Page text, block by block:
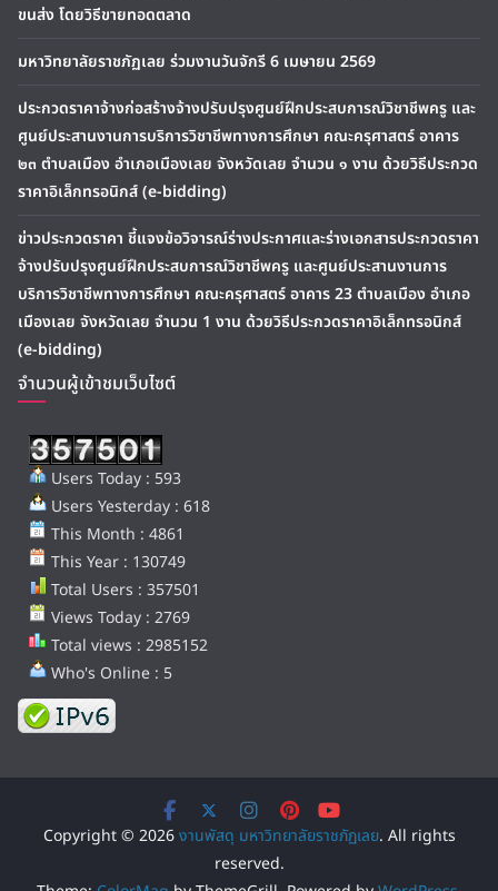
ขนส่ง โดยวิธีขายทอดตลาด
มหาวิทยาลัยราชภัฏเลย ร่วมงานวันจักรี 6 เมษายน 2569
ประกวดราคาจ้างก่อสร้างจ้างปรับปรุงศูนย์ฝึกประสบการณ์วิชาชีพครู และ
ศูนย์ประสานงานการบริการวิชาชีพทางการศึกษา คณะครุศาสตร์ อาคาร
๒๓ ตำบลเมือง อำเภอเมืองเลย จังหวัดเลย จำนวน ๑ งาน ด้วยวิธีประกวด
ราคาอิเล็กทรอนิกส์ (e-bidding)
ข่าวประกวดราคา ชี้แจงข้อวิจารณ์ร่างประกาศและร่างเอกสารประกวดราคา
จ้างปรับปรุงศูนย์ฝึกประสบการณ์วิชาชีพครู และศูนย์ประสานงานการ
บริการวิชาชีพทางการศึกษา คณะครุศาสตร์ อาคาร 23 ตำบลเมือง อำเภอ
เมืองเลย จังหวัดเลย จำนวน 1 งาน ด้วยวิธีประกวดราคาอิเล็กทรอนิกส์
(e-bidding)
จำนวนผู้เข้าชมเว็บไซต์
Users Today : 593
Users Yesterday : 618
This Month : 4861
This Year : 130749
Total Users : 357501
Views Today : 2769
Total views : 2985152
Who's Online : 5
Copyright © 2026งานพัสดุ มหาวิทยาลัยราชภัฏเลย. All rights
reserved.